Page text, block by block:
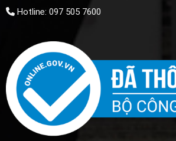
Hotline: 097 505 7600